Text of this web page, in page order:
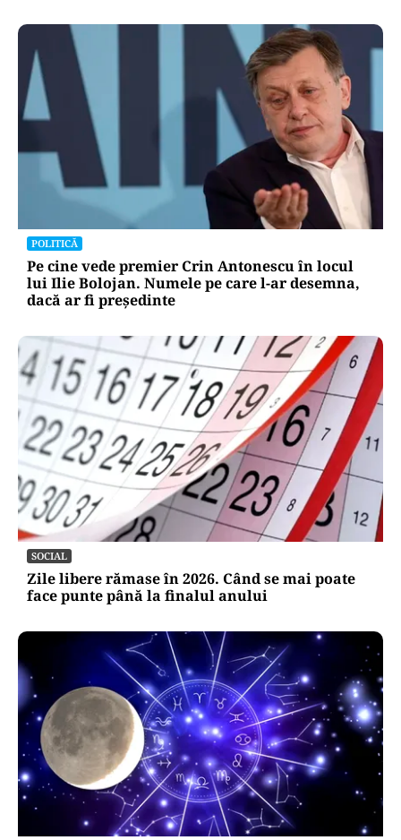
POLITICĂ
Pe cine vede premier Crin Antonescu în locul
lui Ilie Bolojan. Numele pe care l-ar desemna,
dacă ar fi președinte
SOCIAL
Zile libere rămase în 2026. Când se mai poate
face punte până la finalul anului